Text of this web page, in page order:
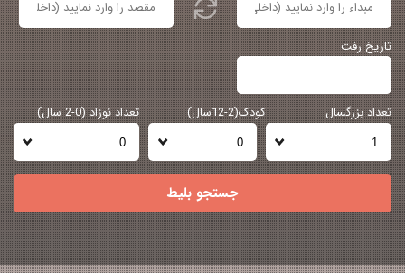
تاریخ رفت
تعداد بزرگسال کودک(2-12سال) تعداد نوزاد (0-2 سال)
جستجو بلیط